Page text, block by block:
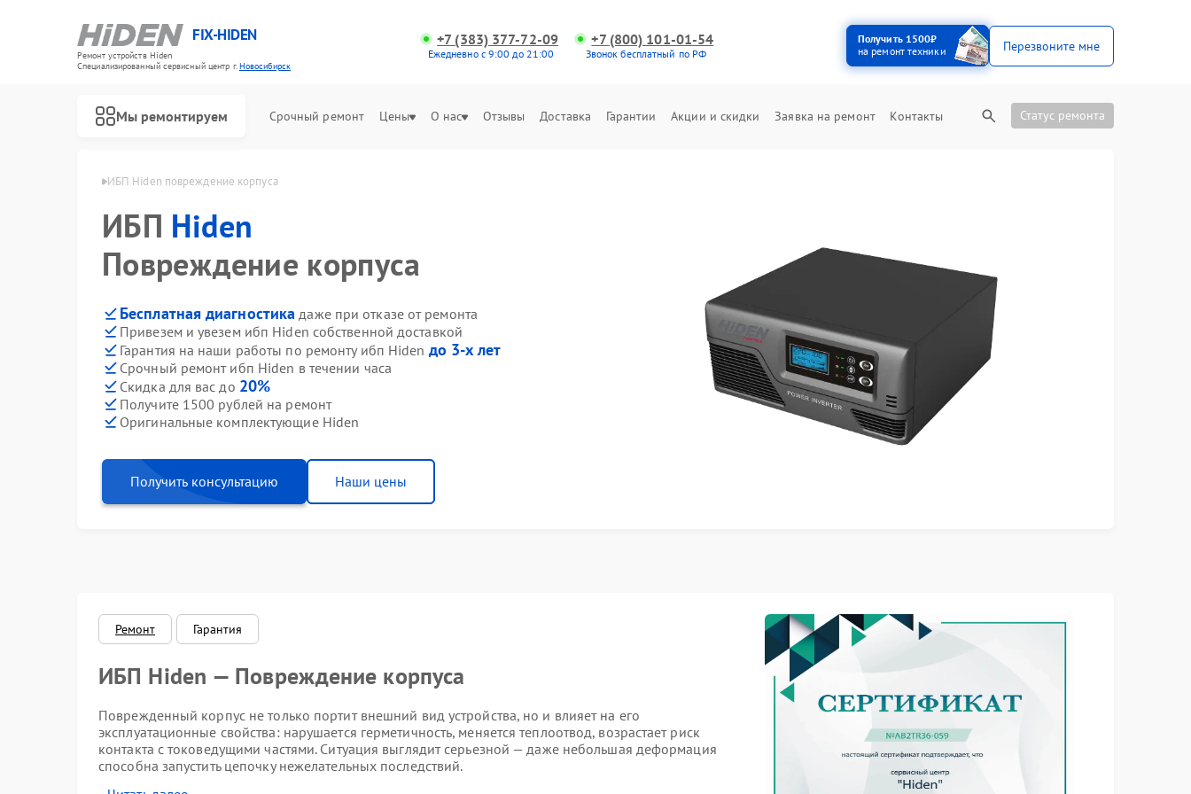
FIX-HIDEN
Ремонт устройств Hiden
Специализированный cервисный центр г.Новосибирск
+7 (383) 377-72-09
Ежедневно с 9:00 до 21:00
+7 (800) 101-01-54
Звонок бесплатный по РФ
Получить 1500₽
на ремонт техники
Перезвоните мне
Мы ремонтируем Срочный ремонт Цены О нас Отзывы Доставка Гарантии Акции и скидки Заявка на ремонт Контакты Статус ремонта
ИБП Hiden повреждение корпуса
ИБП Hiden
Повреждение корпуса
Бесплатная диагностика даже при отказе от ремонта
Привезем и увезем ибп Hiden собственной доставкой
Гарантия на наши работы по ремонту ибп Hiden до 3-х лет
Срочный ремонт ибп Hiden в течении часа
Скидка для вас до 20%
Получите 1500 рублей на ремонт
Оригинальные комплектующие Hiden
Получить консультацию Наши цены
Ремонт Гарантия
ИБП Hiden — Повреждение корпуса
Поврежденный корпус не только портит внешний вид устройства, но и влияет на его
эксплуатационные свойства: нарушается герметичность, меняется теплоотвод, возрастает риск
контакта с токоведущими частями. Ситуация выглядит серьезной — даже небольшая деформация
способна запустить цепочку нежелательных последствий.